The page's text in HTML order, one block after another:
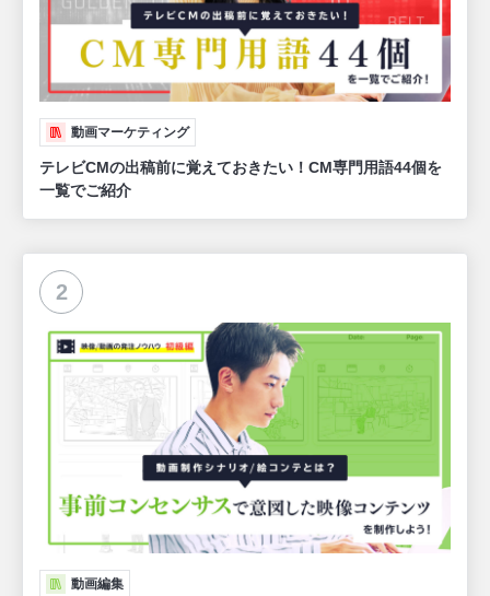
動画マーケティング
テレビCMの出稿前に覚えておきたい！CM専門用語44個を
一覧でご紹介
2
動画編集